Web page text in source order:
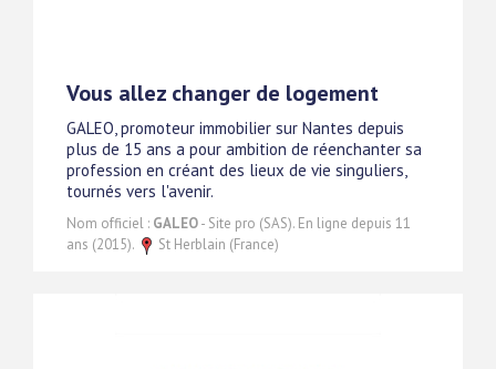
Vous allez changer de logement
GALEO, promoteur immobilier sur Nantes depuis
plus de 15 ans a pour ambition de réenchanter sa
profession en créant des lieux de vie singuliers,
tournés vers l'avenir.
Nom officiel : GALEO- Site pro (SAS). En ligne depuis 11
ans (2015).
St Herblain (France)